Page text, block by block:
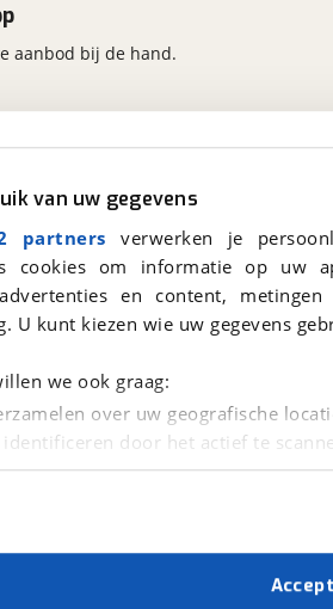
van uw gegevens
partners verwerken je
cookies om informatie op
advertenties en content,
U kunt kiezen wie uw gegevens
we ook graag:
over uw geografische
identificeren door het actief te
uw persoonlijke gegevens worden
technieken zorgen we
dat de website goed werkt.
aanbod bij de hand.